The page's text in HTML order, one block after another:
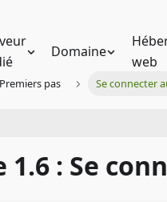
Domaine
web
Premiers pas Se connecter
: Se